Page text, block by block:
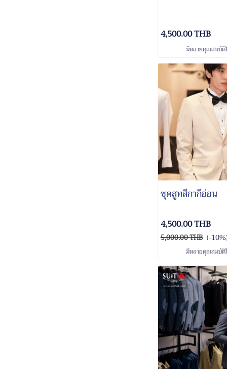
4,500.00 THB
มีหลายคุณสมบัติ
ชุดสูทสีกากีอ่อน
4,500.00 THB
5,000.00 THB (-
มีหลายคุณสมบัติ